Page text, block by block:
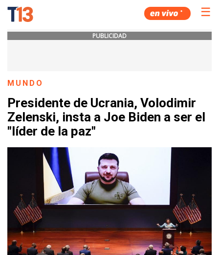
☰
PUBLICIDAD
MUNDO
Presidente de Ucrania, Volodimir
Zelenski, insta a Joe Biden a ser el
"líder de la paz"